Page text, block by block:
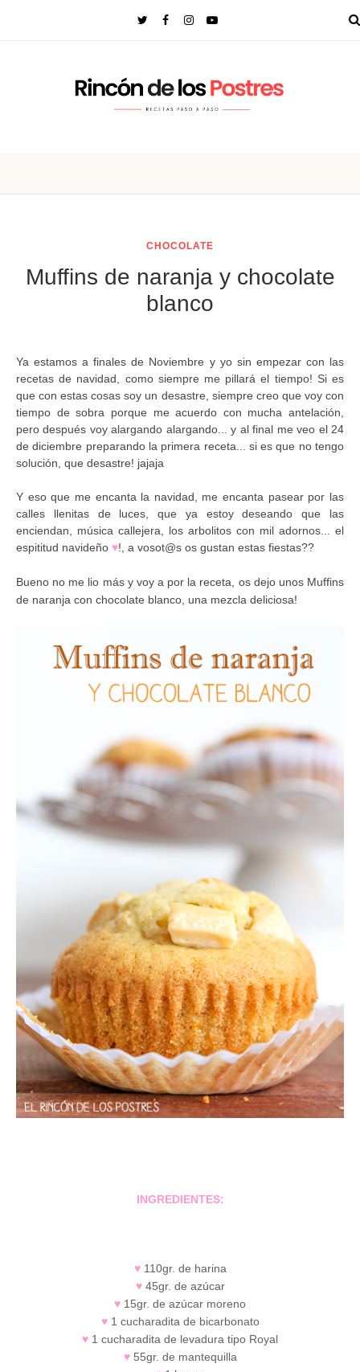
CHOCOLATE
Muffins de naranja y chocolate
blanco
Ya estamos a finales de Noviembre y yo sin empezar con las
recetas de navidad, como siempre me pillará el tiempo! Si es
que con estas cosas soy un desastre, siempre creo que voy con
tiempo de sobra porque me acuerdo con mucha antelación,
pero después voy alargando alargando... y al final me veo el 24
de diciembre preparando la primera receta... si es que no tengo
solución, que desastre! jajaja
Y eso que me encanta la navidad, me encanta pasear por las
calles llenitas de luces, que ya estoy deseando que las
enciendan, música callejera, los arbolitos con mil adornos... el
espititud navideño ♥!, a vosot@s os gustan estas fiestas??
Bueno no me lio más y voy a por la receta, os dejo unos Muffins
de naranja con chocolate blanco, una mezcla deliciosa!
INGREDIENTES:
♥110gr. de harina
♥45gr. de azúcar
♥ 15gr. de azúcar moreno
♥1 cucharadita de bicarbonato
♥ 1 cucharadita de levadura tipo Royal
♥55gr. de mantequilla